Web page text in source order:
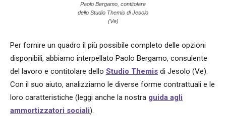
Paolo Bergamo, contitolare
dello Studio Themis di Jesolo
(Ve)
Per fornire un quadro il più possibile completo delle opzioni
disponibili, abbiamo interpellato Paolo Bergamo, consulente
del lavoro e contitolare dello Studio Themis di Jesolo (Ve).
Con il suo aiuto, analizziamo le diverse forme contrattuali e le
loro caratteristiche (leggi anche la nostra guida agli
ammortizzatori sociali).